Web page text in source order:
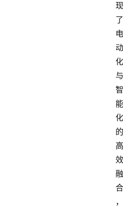
现
了
电
动
化
与
智
能
化
的
高
效
融
合
，